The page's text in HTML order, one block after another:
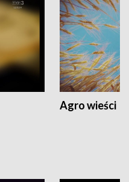
Agro wieści